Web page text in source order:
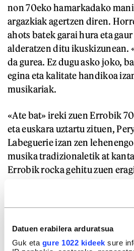
Datuen erabilera arduratsua
Guk eta gure 1022 kideek sure
non 70eko hamarkadako
argazkiak agertzen diren.
ahots batek garai hura eta
alderatzen ditu ikuskizunean.
da gurea. Ez dugu asko joko,
egina eta kalitate handikoa
musikariak.
«Ate bat» ireki zuen Errobik
eta euskara uztartu zituen,
Labeguerie izan zen
musika tradizionaletik at
Errobik rocka gehitu zuen
pentsatzea. Horren harira,
elkarrizketa batean esan nuen
euskarazko funk edo disco